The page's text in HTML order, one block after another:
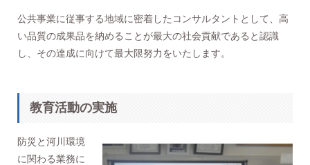
公共事業に従事する地域に密着したコンサルタントとして、高
い品質の成果品を納めることが最大の社会貢献であると認識
し、その達成に向けて最大限努力をいたします。
教育活動の実施
防災と河川環境
に関わる業務に